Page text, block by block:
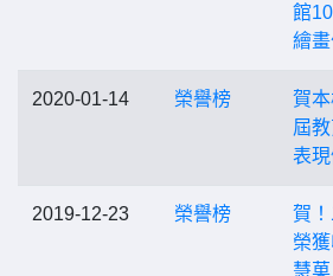
館
繪
2020-01-14 榮譽榜
賀
屆
表
2019-12-23 榮譽榜
賀
榮
慧